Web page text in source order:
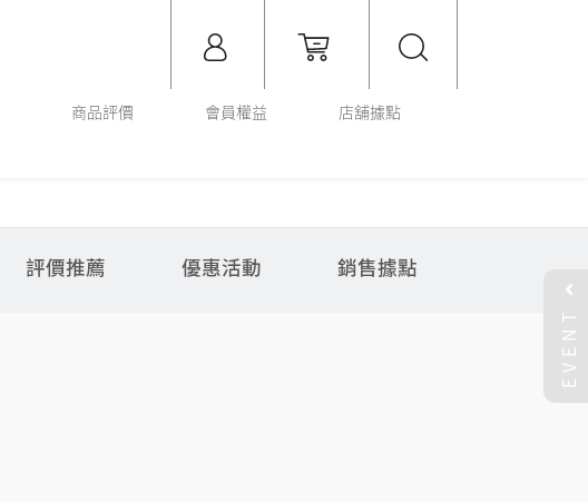
商品評價 會員權益
店舖據點
評價推薦 優惠活動 銷售據點
EVENT